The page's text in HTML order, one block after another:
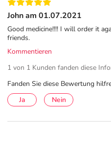
John am 01.07.2021
Good medicine!!!! I will order it
friends.
Kommentieren
1 von 1 Kunden fanden diese
Fanden Sie diese Bewertung
Ja
Nein